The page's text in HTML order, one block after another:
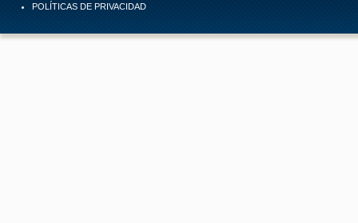
POLÍTICAS DE PRIVACIDAD